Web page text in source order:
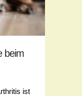
beim
ist